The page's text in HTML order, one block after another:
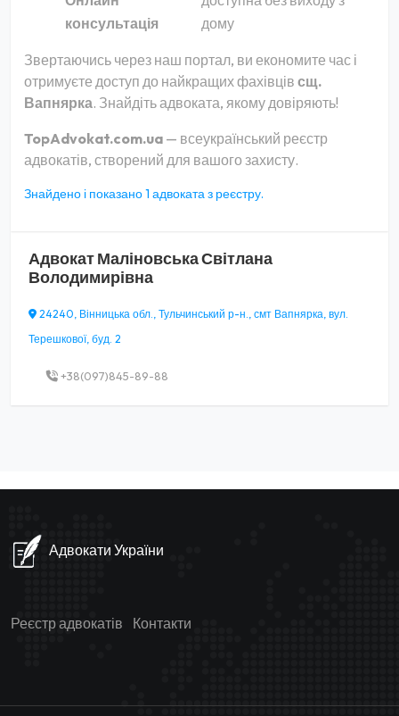
консультація
дому
Звертаючись через наш портал, ви економите час і
отримуєте доступ до найкращих фахівців сщ.
Вапнярка. Знайдіть адвоката, якому довіряють!
TopAdvokat.com.ua — всеукраїнський реєстр
адвокатів, створений для вашого захисту.
Знайдено і показано 1 адвоката з реєстру.
АдвокатМаліновська Світлана
Володимирівна
24240, Вінницька обл., Тульчинський р-н., смт Вапнярка, вул.
Терешкової, буд. 2
+38(097)845-89-88
Адвокати України
Реєстр адвокатів Контакти